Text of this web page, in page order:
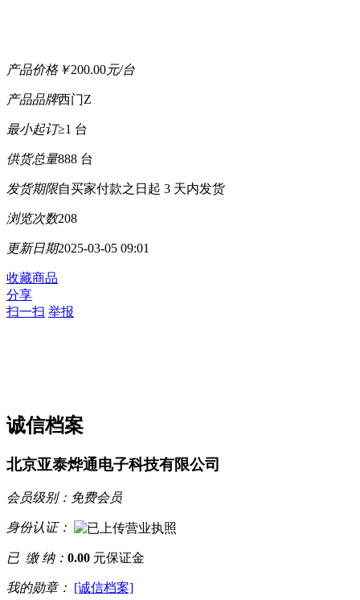
产品价格￥200.00元/台
产品品牌西门Z
最小起订≥1 台
供货总量888 台
发货期限自买家付款之日起 3 天内发货
浏览次数208
更新日期2025-03-05 09:01
收藏商品
分享
扫一扫 举报
诚信档案
北京亚泰烨通电子科技有限公司
会员级别： 免费会员
身份认证：
已 缴 纳： 0.00 元保证金
我的勋章： [诚信档案]